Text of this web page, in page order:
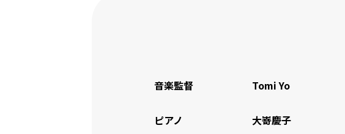
槇原敬之オフィシャルファンクラブ「Smile Dog」
※生ものは、ご遠慮いたします。
音楽監督 Tomi Yo
ピアノ
大嵜慶子